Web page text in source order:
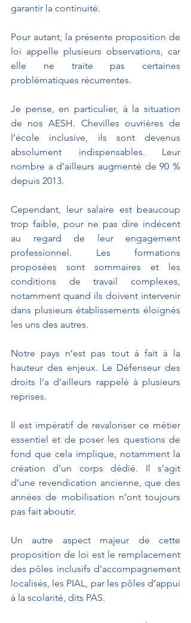
garantir la continuité.
Pour autant, la présente proposition de
loi appelle plusieurs observations, car
elle ne traite pas certaines
problématiques récurrentes.
Je pense, en particulier, à la situation
de nos AESH. Chevilles ouvrières de
l’école inclusive, ils sont devenus
absolument indispensables. Leur
nombre a d’ailleurs augmenté de 90 %
depuis 2013.
Cependant, leur salaire est beaucoup
trop faible, pour ne pas dire indécent
au regard de leur engagement
professionnel. Les formations
proposées sont sommaires et les
conditions de travail complexes,
notamment quand ils doivent intervenir
dans plusieurs établissements éloignés
les uns des autres.
Notre pays n’est pas tout à fait à la
hauteur des enjeux. Le Défenseur des
droits l’a d’ailleurs rappelé à plusieurs
reprises.
Il est impératif de revaloriser ce métier
essentiel et de poser les questions de
fond que cela implique, notamment la
création d’un corps dédié. Il s’agit
d’une revendication ancienne, que des
années de mobilisation n’ont toujours
pas fait aboutir.
Un autre aspect majeur de cette
proposition de loi est le remplacement
des pôles inclusifs d’accompagnement
localisés, les PIAL, par les pôles d’appui
à la scolarité, dits PAS.